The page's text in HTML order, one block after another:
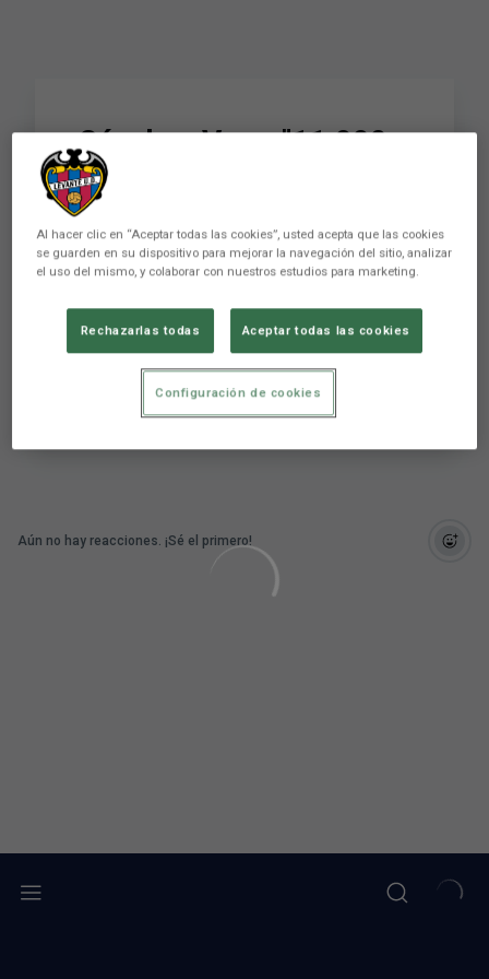
Sánchez Vera: "11.000
granotas con el equipo,
hemos vuelto a dar
ejemplo de lo que es el
Levante UD"
Levante UD Femenino
Aún no hay reacciones. ¡Sé el primero!
Al hacer clic en “Aceptar todas las cookies”, usted acepta que las cookies
se guarden en su dispositivo para mejorar la navegación del sitio, analizar
el uso del mismo, y colaborar con nuestros estudios para marketing.
Rechazarlas todas Aceptar todas las cookies
Configuración de cookies